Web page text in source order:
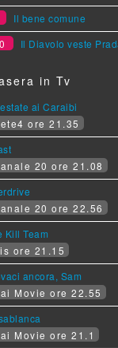
Il bene comune
Il Diavolo veste
in Tv
ai Caraibi
ore 21.35
20 ore 21.08
20 ore 22.56
Kill Team
ore 21.15
ancora, Sam
Movie ore 22.55
Movie ore 21.1